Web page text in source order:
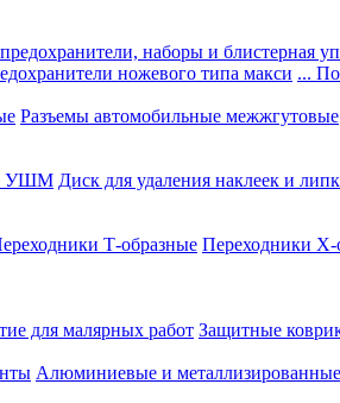
наборы и блистерная
ножевого типа макси ...
Разъемы автомобильные межжгутовые
и УШМ Диск для удаления наклеек и
Т-образные Переходники Х-
для малярных работ Защитные
Алюминиевые и